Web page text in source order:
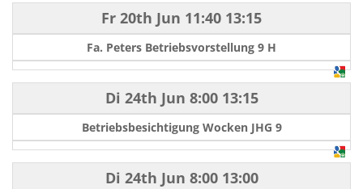
Fr 20th Jun 11:40 13:15
Fa. Peters Betriebsvorstellung 9 H
Di 24th Jun 8:00 13:15
Betriebsbesichtigung Wocken JHG 9
Di 24th Jun 8:00 13:00